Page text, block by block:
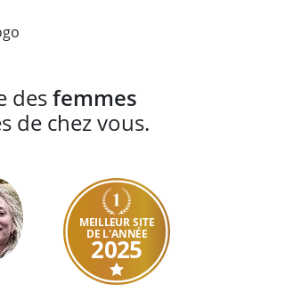
desfemmes
de chez vous.
MEILLEUR SITE
DE L'ANNÉE
2025